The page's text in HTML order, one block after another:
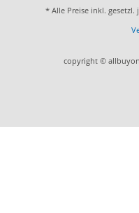
* Alle Preise inkl.
copyright ©